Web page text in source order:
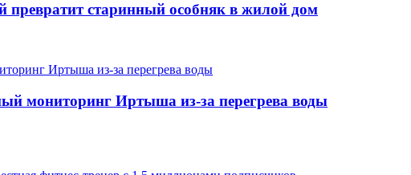
превратит старинный особняк в жилой дом
мониторинг Иртыша из-за перегрева воды